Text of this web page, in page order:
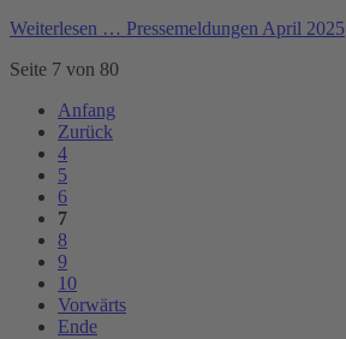
Weiterlesen … Pressemeldungen April 2025
Seite 7 von 80
Anfang
Zurück
4
5
6
7
8
9
10
Vorwärts
Ende